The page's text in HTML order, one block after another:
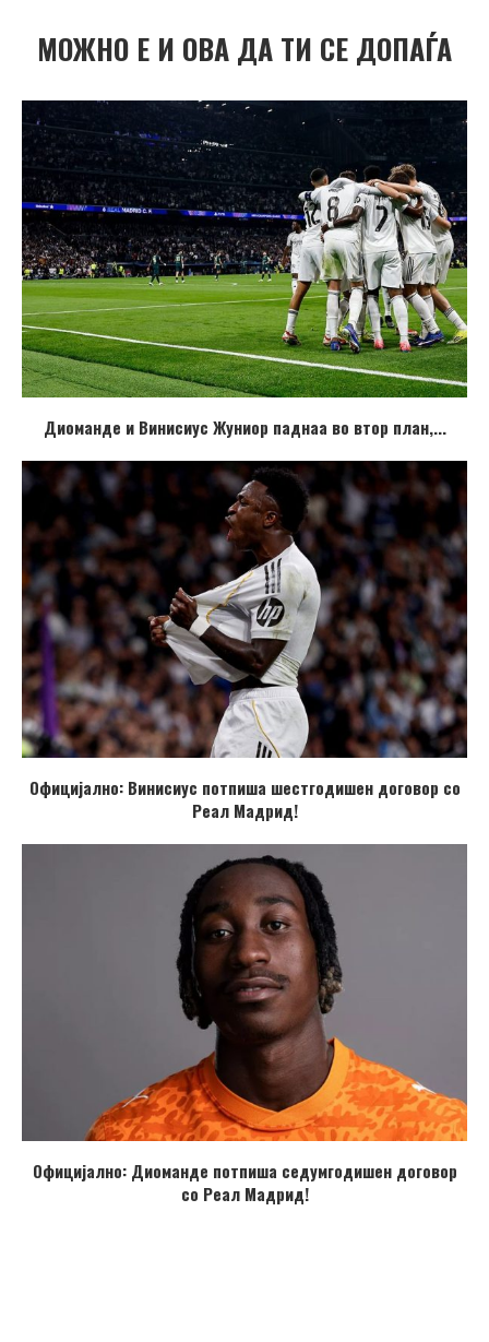
МОЖНО Е И ОВА ДА ТИ СЕ ДОПАЃА
Диоманде и Винисиус Жуниор паднаа во втор план,...
Официјално: Винисиус потпиша шестгодишен договор со
Реал Мадрид!
Официјално: Диоманде потпиша седумгодишен договор
со Реал Мадрид!